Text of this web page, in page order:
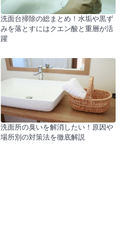
洗面台掃除の総まとめ！水垢や黒ず
みを落とすにはクエン酸と重層が活
躍
洗面所の臭いを解消したい！原因や
場所別の対策法を徹底解説